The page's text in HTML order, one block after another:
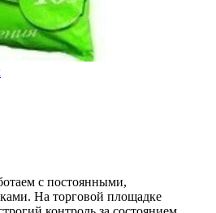
с постоянными,
На торговой площадке